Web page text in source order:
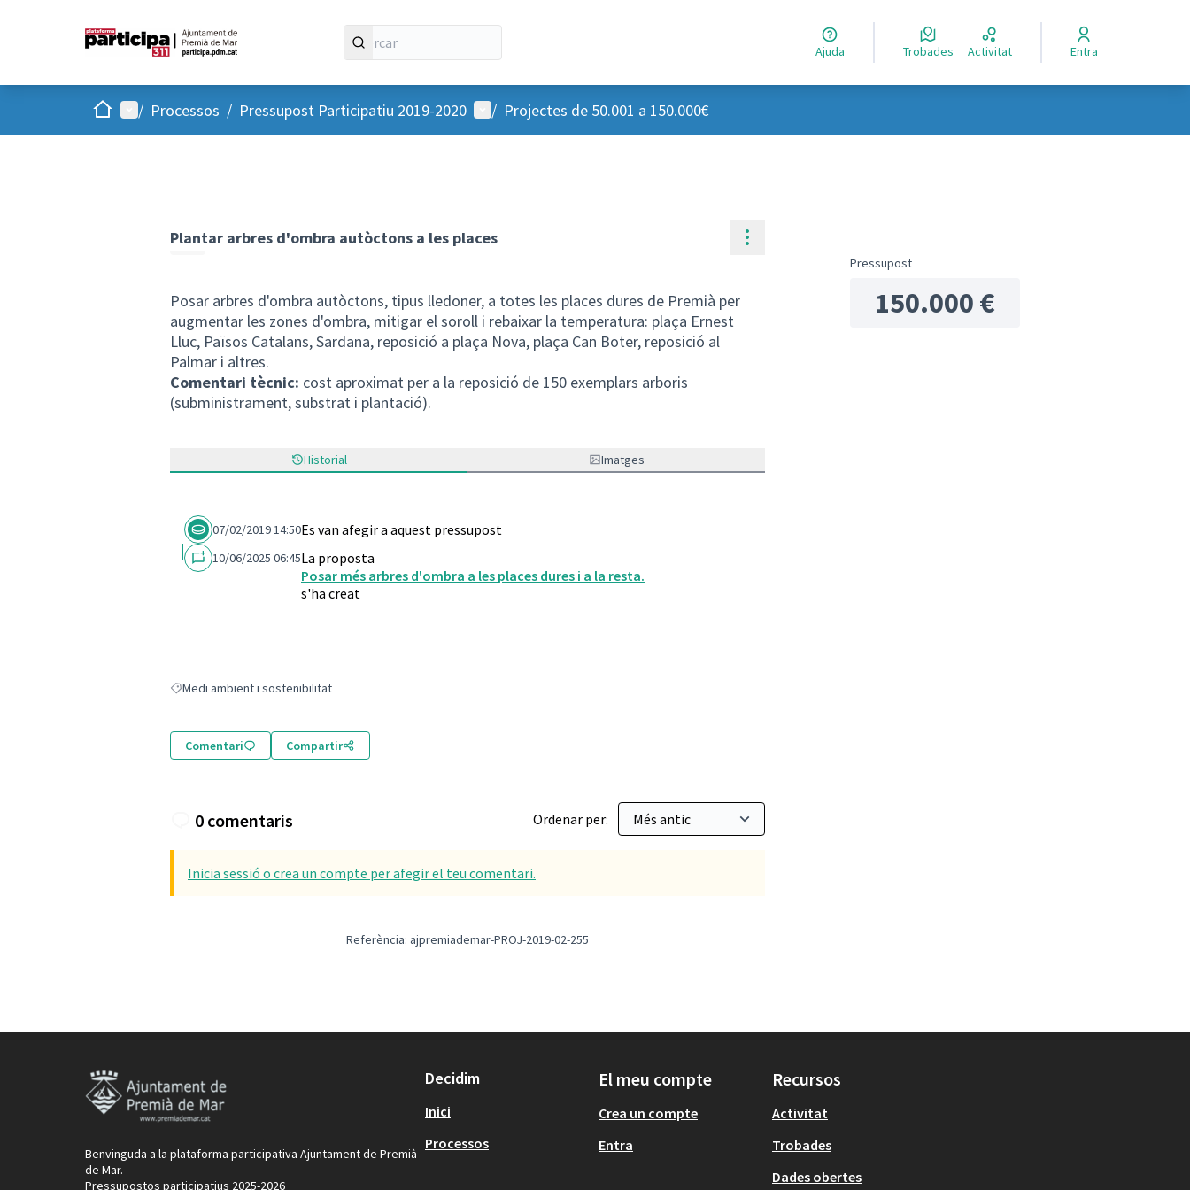
Ajuda Trobades Activitat Entra
Inici Menú principal
/ Processos / Pressupost Participatiu 2019-2020 Menú d'usuari
/ Projectes de 50.001 a 150.000€
Plantar arbres d'ombra autòctons a les places Controls de recursos
Posar arbres d'ombra autòctons, tipus lledoner, a totes les places dures de Premià per
augmentar les zones d'ombra, mitigar el soroll i rebaixar la temperatura: plaça Ernest
Lluc, Països Catalans, Sardana, reposició a plaça Nova, plaça Can Boter, reposició al
Palmar i altres.
Comentari tècnic: cost aproximat per a la reposició de 150 exemplars arboris
(subministrament, substrat i plantació).
Historial Imatges
07/02/2019 14:50Es van afegir a aquest pressupost
10/06/2025 06:45La proposta
Posar més arbres d'ombra a les places dures i a la resta.
s'ha creat
Resultats en filtrar per: Medi ambient i sostenibilitat
Medi ambient i sostenibilitat
Comentari Compartir
Pressupost
150.000 €
0 comentaris Ordenar per:
Inicia sessió o crea un compte per afegir el teu comentari.
Referència: ajpremiademar-PROJ-2019-02-255
Benvinguda a la plataforma participativa Ajuntament de Premià
de Mar.
Pressupostos participatius 2025-2026
Decidim
Inici
Processos
El meu compte
Crea un compte
Entra
Recursos
Activitat
Trobades
Dades obertes